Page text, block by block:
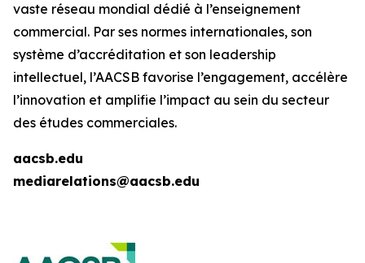
vaste réseau mondial dédié à l’enseignement
commercial. Par ses normes internationales, son
système d’accréditation et son leadership
intellectuel, l’AACSB favorise l’engagement, accélère
l’innovation et amplifie l’impact au sein du secteur
des études commerciales.
aacsb.edu
mediarelations@aacsb.edu